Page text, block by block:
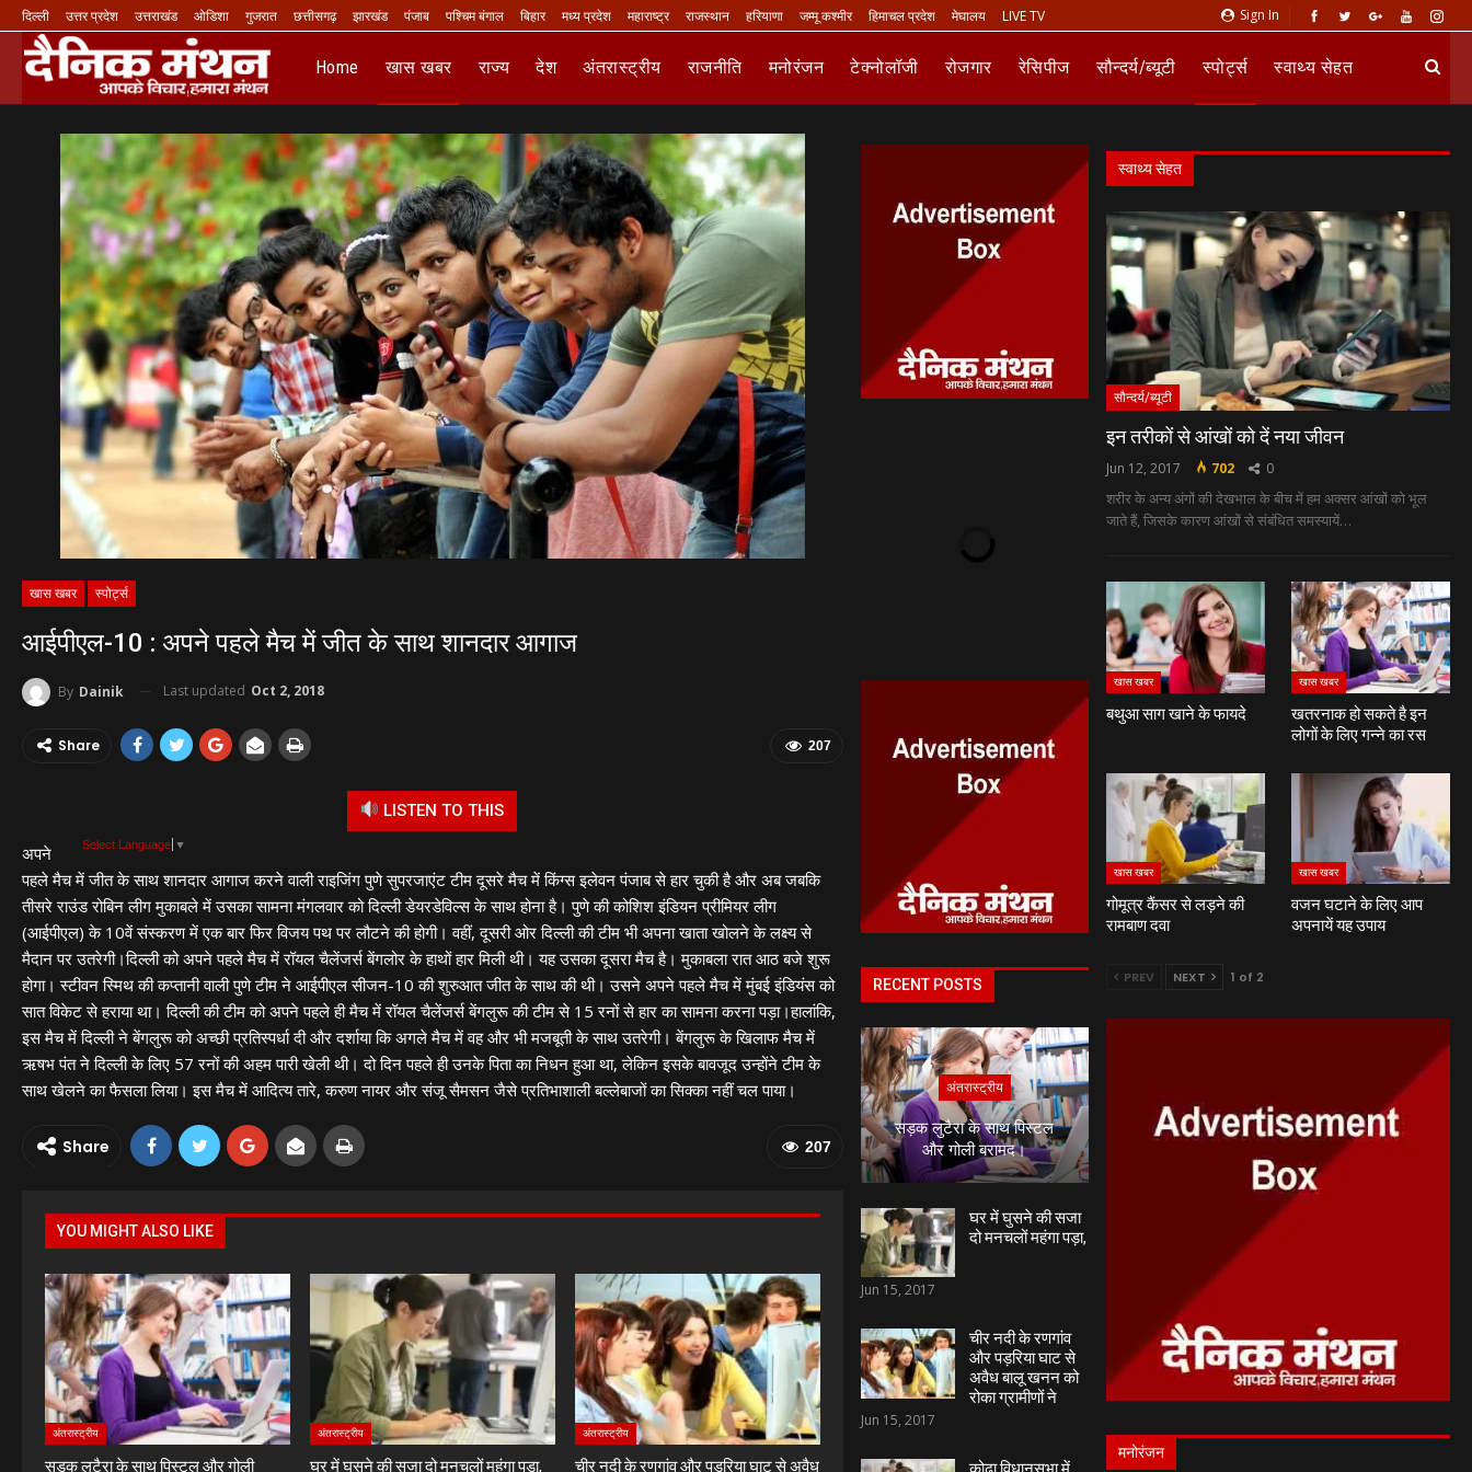
Sign In
दिल्ली उत्तर प्रदेश उत्तराखंड ओडिशा गुजरात छत्तीसगढ़ झारखंड पंजाब पश्चिम बंगाल बिहार मध्य प्रदेश महाराष्ट्र राजस्थान हरियाणा जम्मू कश्मीर हिमाचल प्रदेश मेघालय LIVE TV
Home खास खबर राज्य देश अंतरास्ट्रीय राजनीति मनोरंजन टेक्नोलॉजी रोजगार रेसिपीज सौन्दर्य/ब्यूटी स्पोर्ट्स स्वाथ्य सेहत
LIVE TV
खास खबर स्पोर्ट्स
आईपीएल-10 : अपने पहले मैच में जीत के साथ शानदार आगाज
By Dainik Last updated Oct 2, 2018
207
Share
LISTEN TO THIS
Select Language ▼
अपने
पहले मैच में जीत के साथ शानदार आगाज करने वाली राइजिंग पुणे सुपरजाएंट टीम दूसरे मैच में किंग्स इलेवन पंजाब से हार चुकी है और अब जबकि
तीसरे राउंड रोबिन लीग मुकाबले में उसका सामना मंगलवार को दिल्ली डेयरडेविल्स के साथ होना है। पुणे की कोशिश इंडियन प्रीमियर लीग
(आईपीएल) के 10वें संस्करण में एक बार फिर विजय पथ पर लौटने की होगी। वहीं, दूसरी ओर दिल्ली की टीम भी अपना खाता खोलने के लक्ष्य से
मैदान पर उतरेगी।दिल्ली को अपने पहले मैच में रॉयल चैलेंजर्स बेंगलोर के हाथों हार मिली थी। यह उसका दूसरा मैच है। मुकाबला रात आठ बजे शुरू
होगा। स्टीवन स्मिथ की कप्तानी वाली पुणे टीम ने आईपीएल सीजन-10 की शुरुआत जीत के साथ की थी। उसने अपने पहले मैच में मुंबई इंडियंस को
सात विकेट से हराया था। दिल्ली की टीम को अपने पहले ही मैच में रॉयल चैलेंजर्स बेंगलुरू की टीम से 15 रनों से हार का सामना करना पड़ा।हालांकि,
इस मैच में दिल्ली ने बेंगलुरू को अच्छी प्रतिस्पर्धा दी और दर्शाया कि अगले मैच में वह और भी मजबूती के साथ उतरेगी। बेंगलुरू के खिलाफ मैच में
ऋषभ पंत ने दिल्ली के लिए 57 रनों की अहम पारी खेली थी। दो दिन पहले ही उनके पिता का निधन हुआ था, लेकिन इसके बावजूद उन्होंने टीम के
साथ खेलने का फैसला लिया। इस मैच में आदित्य तारे, करुण नायर और संजू सैमसन जैसे प्रतिभाशाली बल्लेबाजों का सिक्का नहीं चल पाया।
207
Share
YOU MIGHT ALSO LIKE
अंतरास्ट्रीय
सड़क लुटैरा के साथ पिस्टल और गोली
अंतरास्ट्रीय
घर में घुसने की सजा दो मनचलों महंगा पड़ा,
अंतरास्ट्रीय
चीर नदी के रणगांव और पड़रिया घाट से अवैध
स्वाथ्य सेहत
सौन्दर्य/ब्यूटी
इन तरीकों से आंखों को दें नया जीवन
Jun 12, 2017 702 0
शरीर के अन्‍य अंगों की देखभाल के बीच में हम अक्‍सर आंखों को भूल
जाते हैं, जिसके कारण आंखों से संबंधित समस्‍यायें…
खास खबर
बथुआ साग खाने के फायदे
खास खबर
खतरनाक हो सकते है इन
लोगों के लिए गन्ने का रस
खास खबर
गोमूत्र कैंसर से लड़ने की
रामबाण दवा
खास खबर
वजन घटाने के लिए आप
अपनायें यह उपाय
PREV NEXT 1 of 2
मनोरंजन
RECENT POSTS
अंतरास्ट्रीय
सड़क लुटैरा के साथ पिस्टल
और गोली बरामद।
घर में घुसने की सजा
दो मनचलों महंगा पड़ा,
Jun 15, 2017
चीर नदी के रणगांव
और पड़रिया घाट से
अवैध बालू खनन को
रोका ग्रामीणों ने
Jun 15, 2017